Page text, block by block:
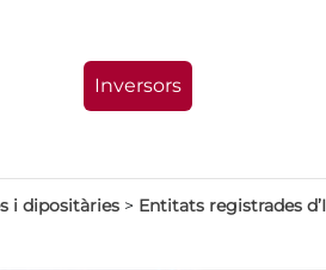
Inversors
i dipositàries > Entitats registrades